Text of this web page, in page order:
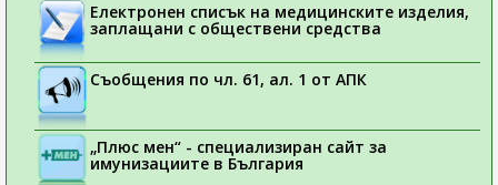
Електронен списък на медицинските изделия,
заплащани с обществени средства
Съобщения по чл. 61, ал. 1 от АПК
„Плюс мен“ - специализиран сайт за
имунизациите в България